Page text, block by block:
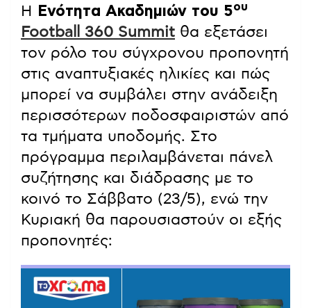
Η Ενότητα Ακαδημιών του 5ου
Football 360 Summit θα εξετάσει
τον ρόλο του σύγχρονου προπονητή
στις αναπτυξιακές ηλικίες και πώς
μπορεί να συμβάλει στην ανάδειξη
περισσότερων ποδοσφαιριστών από
τα τμήματα υποδομής. Στο
πρόγραμμα περιλαμβάνεται πάνελ
συζήτησης και διάδρασης με το
κοινό το Σάββατο (23/5), ενώ την
Κυριακή θα παρουσιαστούν οι εξής
προπονητές: